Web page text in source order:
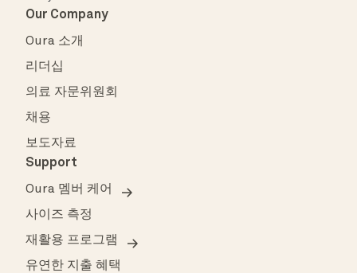
Our Company
Oura 소개
리더십
의료 자문위원회
채용
보도자료
Support
Oura 멤버 케어
사이즈 측정
재활용 프로그램
유연한 지출 혜택